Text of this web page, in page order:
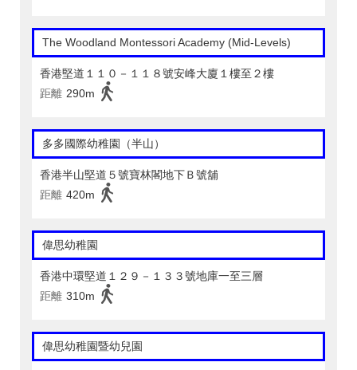
The Woodland Montessori Academy (Mid-Levels)
香港堅道１１０－１１８號安峰大廈１樓至２樓
距離 290m
多多國際幼稚園（半山）
香港半山堅道５號寶林閣地下Ｂ號舖
距離 420m
偉思幼稚園
香港中環堅道１２９－１３３號地庫一至三層
距離 310m
偉思幼稚園暨幼兒園